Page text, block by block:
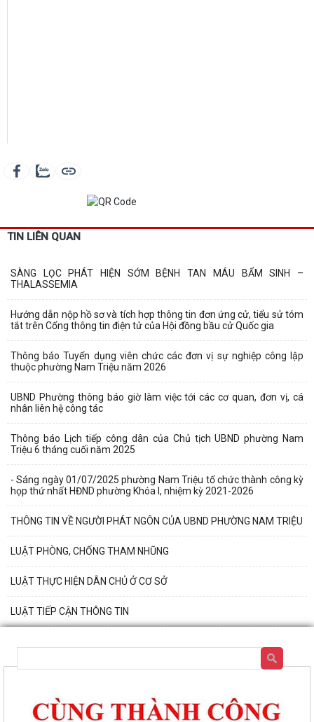
TIN LIÊN QUAN
SÀNG LỌC PHÁT HIỆN SỚM BỆNH TAN MÁU BẨM SINH –
THALASSEMIA
Hướng dẫn nộp hồ sơ và tích hợp thông tin đơn ứng cử, tiểu sử tóm
tắt trên Cổng thông tin điện tử của Hội đồng bầu cử Quốc gia
Thông báo Tuyển dụng viên chức các đơn vị sự nghiệp công lập
thuộc phường Nam Triệu năm 2026
UBND Phường thông báo giờ làm việc tới các cơ quan, đơn vị, cá
nhân liên hệ công tác
Thông báo Lịch tiếp công dân của Chủ tịch UBND phường Nam
Triệu 6 tháng cuối năm 2025
- Sáng ngày 01/07/2025 phường Nam Triệu tổ chức thành công kỳ
họp thứ nhất HĐND phường Khóa I, nhiệm kỳ 2021-2026
THÔNG TIN VỀ NGƯỜI PHÁT NGÔN CỦA UBND PHƯỜNG NAM TRIỆU
LUẬT PHÒNG, CHỐNG THAM NHŨNG
LUẬT THỰC HIỆN DÂN CHỦ Ở CƠ SỞ
LUẬT TIẾP CẬN THÔNG TIN